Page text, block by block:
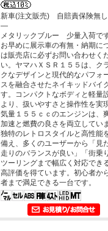
新車(注文販売) 自賠責保険無し
―
メタリックブルー 少量入荷で
お早めに展示車の有無・納期に
は販売店に必ずお問い合わせく
い。ヤマハＸＳＲ１５５は、ク
クなデザインと現代的なパフォ
スを融合させたネイキッドバイ
す。コンパクトなボディと軽量
より、扱いやすさと操作性を実
気量１５５ｃｃのエンジンは、
加速と燃費の良さを両立してい
独特のレトロスタイルと高性能
備え、多くのユーザーから「見
走りのバランスが良い」「街乗
ツーリングまで幅広く対応でき
高評価を得ています。初心者か
者まで満足できる一台です。